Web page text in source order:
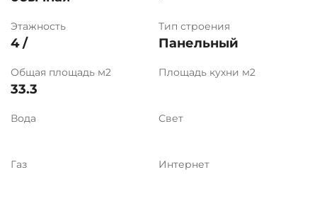
Этажность
4 /
Тип строения
Панельный
Общая площадь м2
33.3
Площадь кухни м2
Вода Свет
Газ Интернет